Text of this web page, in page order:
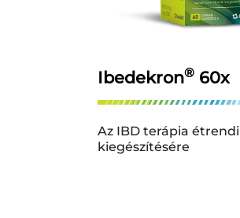
Ibedekron® 60x
Az IBD terápia étrendi
kiegészítésére